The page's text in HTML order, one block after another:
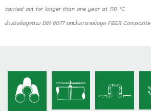
carried out for longer than one year at 110 °C
อ้างอิงข้อมูลตาม DIN 8077 ยกเว้นตารางข้อมูล FIBER